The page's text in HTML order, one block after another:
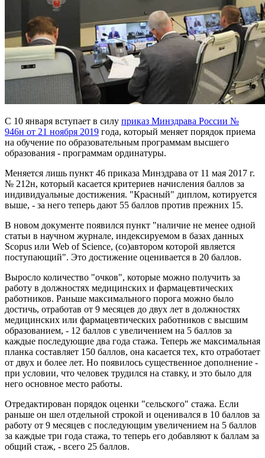
С 10 января вступает в силу приказ Минздрава России №
946н от 21 ноября 2019 года, который меняет порядок приема
на обучение по образовательным программам высшего
образования - программам ординатуры.
Меняется лишь пункт 46 приказа Минздрава от 11 мая 2017 г.
№ 212н, который касается критериев начисления баллов за
индивидуальные достижения. "Красный" диплом, котируется
выше, - за него теперь дают 55 баллов против прежних 15.
В новом документе появился пункт "наличие не менее одной
статьи в научном журнале, индексируемом в базах данных
Scopus или Web of Science, (со)автором которой является
поступающий". Это достижение оценивается в 20 баллов.
Выросло количество "очков", которые можно получить за
работу в должностях медицинских и фармацевтических
работников. Раньше максимального порога можно было
достичь, отработав от 9 месяцев до двух лет в должностях
медицинских или фармацевтических работников с высшим
образованием, - 12 баллов с увеличением на 5 баллов за
каждые последующие два года стажа. Теперь же максимальная
планка составляет 150 баллов, она касается тех, кто отработает
от двух и более лет. Но появилось существенное дополнение -
при условии, что человек трудился на ставку, и это было для
него основное место работы.
Отредактирован порядок оценки "сельского" стажа. Если
раньше он шел отдельной строкой и оценивался в 10 баллов за
работу от 9 месяцев с последующим увеличением на 5 баллов
за каждые три года стажа, то теперь его добавляют к баллам за
общий стаж, - всего 25 баллов.